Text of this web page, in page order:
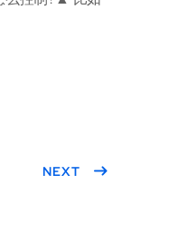
NEXT